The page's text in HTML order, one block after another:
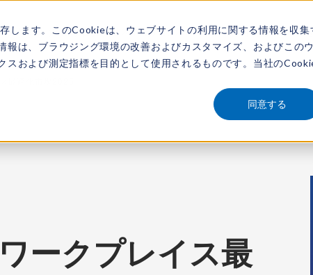
します。このCookieは、ウェブサイトの利用に関する情報を収集
は、ブラウジング環境の改善およびカスタマイズ、およびこの
スおよび測定指標を目的として使用されるものです。当社の
同意する
ナリスト 新着情報サービス市場調査レポートレポートを探す動画
最適化市場2025
ークプレイス最